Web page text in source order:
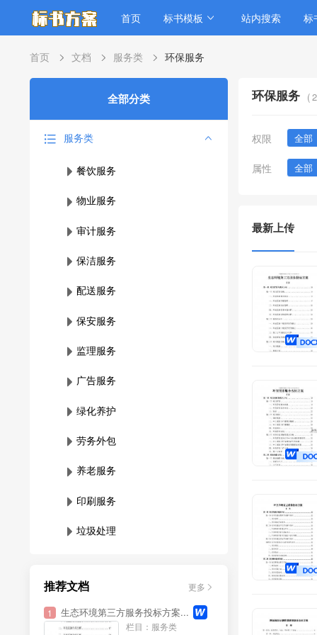
首页 标书模板 站内搜索 标
首页 文档 服务类 环保服务
全部分类
服务类
餐饮服务
物业服务
审计服务
保洁服务
配送服务
保安服务
监理服务
广告服务
绿化养护
劳务外包
养老服务
印刷服务
垃圾处理
影视制作
档案管理
推荐文档 更多
1 生态环境第三方服务投标方案...
栏目：服务类
环保服务 (
权限 全部
属性 全部
最新上传